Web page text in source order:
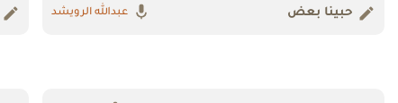
حبينا بعض عبدالله الرويشد